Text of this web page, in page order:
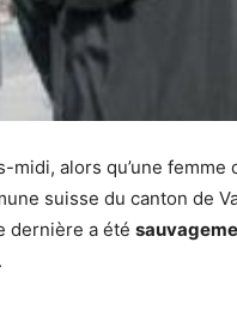
midi, alors qu’une femme
suisse du canton de
dernière a été